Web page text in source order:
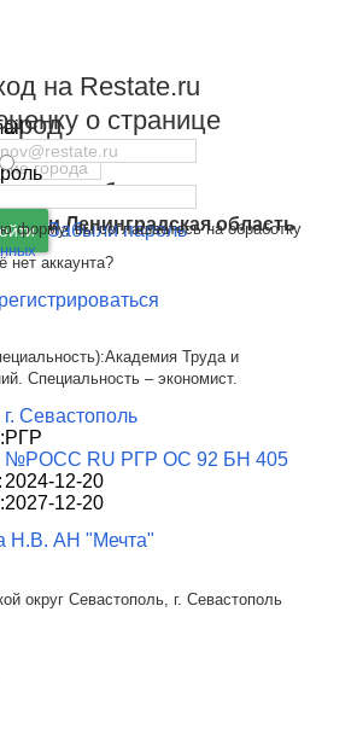
область
иЛенинградская область
на Restate.ru
Забыли пароль
нет аккаунта?
Труда и
Специальность – экономист.
г. Севастополь
РГР
№РОСС RU РГР ОС 92 БН 405
2024-12-20
2027-12-20
Н.В. АН "Мечта"
округ Севастополь, г. Севастополь
о странице
форму, вы соглашаетесь на обработку